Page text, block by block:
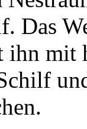
Das
ihn mit